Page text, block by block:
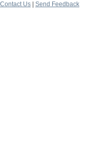
Contact Us
Send Feedback